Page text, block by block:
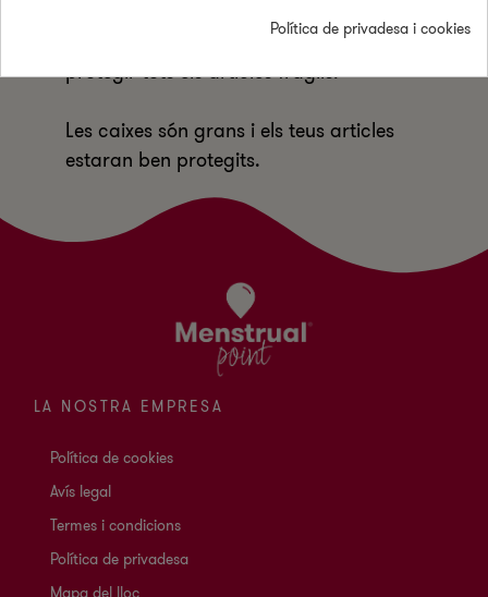
tramesa, però fem tot el possible per
protegir tots els articles fràgils.
Les caixes són grans i els teus articles
estaran ben protegits.
LA NOSTRA EMPRESA
Política de cookies
Avís legal
Termes i condicions
Política de privadesa
Política de privadesa i cookies